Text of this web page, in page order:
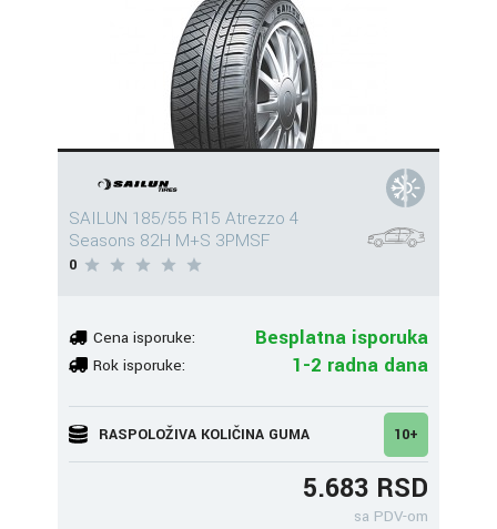
SAILUN 185/55 R15 Atrezzo 4
Seasons 82H M+S 3PMSF
0
Cena isporuke: Besplatna isporuka
Rok isporuke: 1-2 radna dana
RASPOLOŽIVA KOLIČINA GUMA 10+
5.683 RSD
sa PDV-om